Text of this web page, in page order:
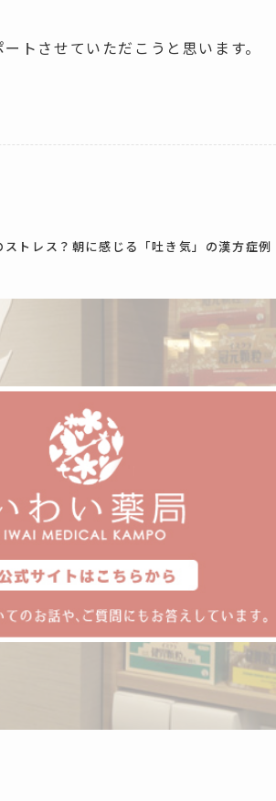
トさせていただこうと思います。
ストレス？朝に感じる「吐き気」の漢方症例